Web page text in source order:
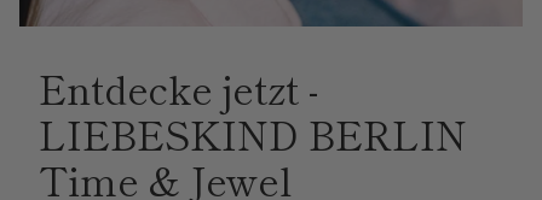
Entdecke jetzt -
LIEBESKIND BERLIN
Time & Jewel